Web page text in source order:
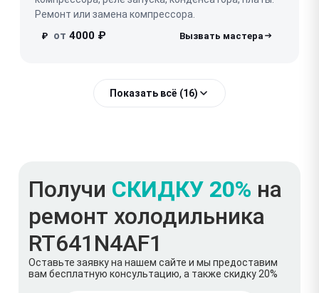
Ремонт или замена компрессора.
₽ от 4000 ₽
Показать всё (16)
Получи СКИДКУ 20% на
ремонт холодильника
RT641N4AF1
Оставьте заявку на нашем сайте и мы предоставим
вам бесплатную консультацию, а также скидку 20%